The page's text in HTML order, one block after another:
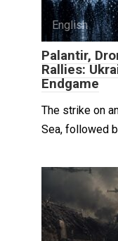
English
Palantir,
Rallies:
Endgame
The strike on
Sea, followed